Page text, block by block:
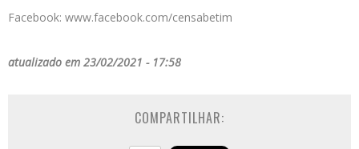
Facebook: www.facebook.com/censabetim
atualizado em 23/02/2021 - 17:58
COMPARTILHAR: